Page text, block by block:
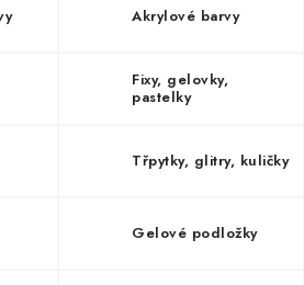
podmínky
Akrylové barvy
Fixy, gelovky,
pastelky
Třpytky, glitry, kuličky
Gelové podložky